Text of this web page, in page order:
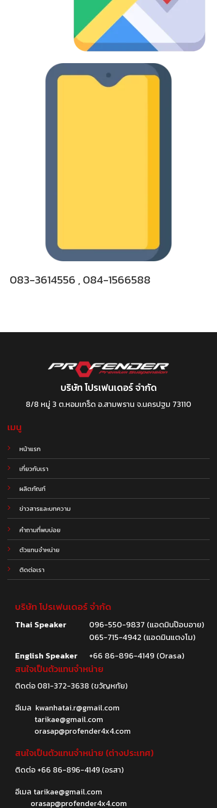
083-3614556 , 084-1566588
บริษัท โปรเฟนเดอร์ จำกัด
8/8 หมู่ 3 ต.หอมเกร็ด อ.สามพราน จ.นครปฐม 73110
เมนู
หน้าแรก
เกี่ยวกับเรา
ผลิตภัณฑ์
ข่าวสารและบทความ
.
คำถามที่พบบ่อย
ตัวแทนจำหน่าย
ติดต่อเรา
บริษัท โปรเฟนเดอร์ จำกัด
Thai Speaker
096-550-9837 (แอดมินป๊อบอาย)
065-715-4942 (แอดมินแตงโม)
English Speaker
+66 86-896-4149 (Orasa)
สนใจเป็นตัวแทนจำหน่าย
ติดต่อ 081-372-3638 (ขวัญหทัย)
อีเมล kwanhatai.r@gmail.com
tarikae@gmail.com
orasap@profender4x4.com
สนใจเป็นตัวแทนจำหน่าย (ต่างประเทศ)
ติดต่อ +66 86-896-4149(อรสา)
อีเมล tarikae@gmail.com
orasap@profender4x4.com